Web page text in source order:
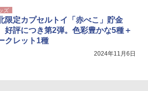
ズ
限定カプセルトイ「赤べこ」貯金
好評につき第2弾。色彩豊かな5種＋
クレット1種
2024年11月6日